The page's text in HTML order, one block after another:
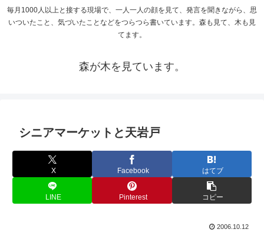
毎月1000人以上と接する現場で、一人一人の顔を見て、発言を聞きながら、思
いついたこと、気づいたことなどをつらつら書いています。森も見て、木も見
てます。
森が木を見ています。
シニアマーケットと天岩戸
X Facebook はてブ
LINE Pinterest コピー
2006.10.12